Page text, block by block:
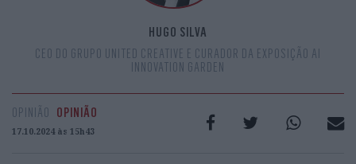
HUGO SILVA
CEO DO GRUPO UNITED CREATIVE E CURADOR DA EXPOSIÇÃO AI
INNOVATION GARDEN
OPINIÃO OPINIÃO
17.10.2024 às 15h43